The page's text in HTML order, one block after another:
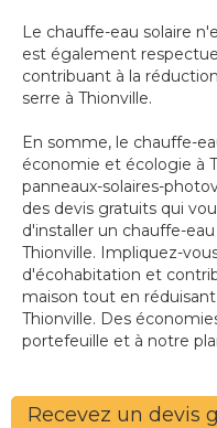
Le chauffe-eau solaire
est également
contribuant à la
serre à Thionville.
En somme, le chauffe-
économie et écologie à
panneaux-solaires-
des devis gratuits qui
d'installer un chauffe-
Thionville. Impliquez-
d'écohabitation et
maison tout en
Thionville. Des
portefeuille et à notre
Recevez un devis